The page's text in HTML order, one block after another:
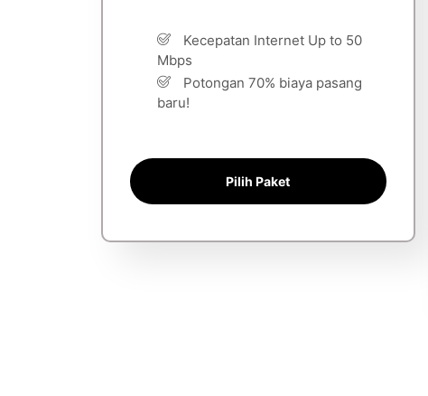
Kecepatan Internet Up to 50
Mbps
Potongan 70% biaya pasang
baru!
Pilih Paket